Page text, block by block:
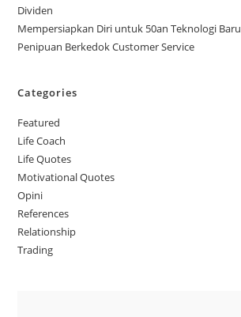
Dividen
Mempersiapkan Diri untuk 50an Teknologi Baru
Penipuan Berkedok Customer Service
Categories
Featured
Life Coach
Life Quotes
Motivational Quotes
Opini
References
Relationship
Trading